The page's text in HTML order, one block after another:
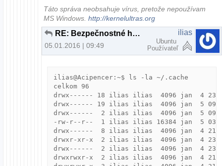
Táto správa neobsahuje vírus, pretože nepoužívam
MS Windows.http://kernelultras.org
RE: Bezpečnostné horzby, alebo planý poplach?
05.01.2016 | 09:49
ilias
Ubuntu
Používateľ
ilias@Acipencer:~$ ls -la ~/.cache
celkom 96
drwx------ 18 ilias ilias  4096 jan  4
drwx------ 19 ilias ilias  4096 jan  5
drwx------  2 ilias ilias  4096 jan  5
-rw-r--r--  1 ilias ilias 16384 jan  5 03:52
drwx------  8 ilias ilias  4096 jan  4
drwxr-xr-x  2 ilias ilias  4096 jan  4
drwx------  2 ilias ilias  4096 jan  4 23:43
drwxrwxr-x  2 ilias ilias  4096 jan  4